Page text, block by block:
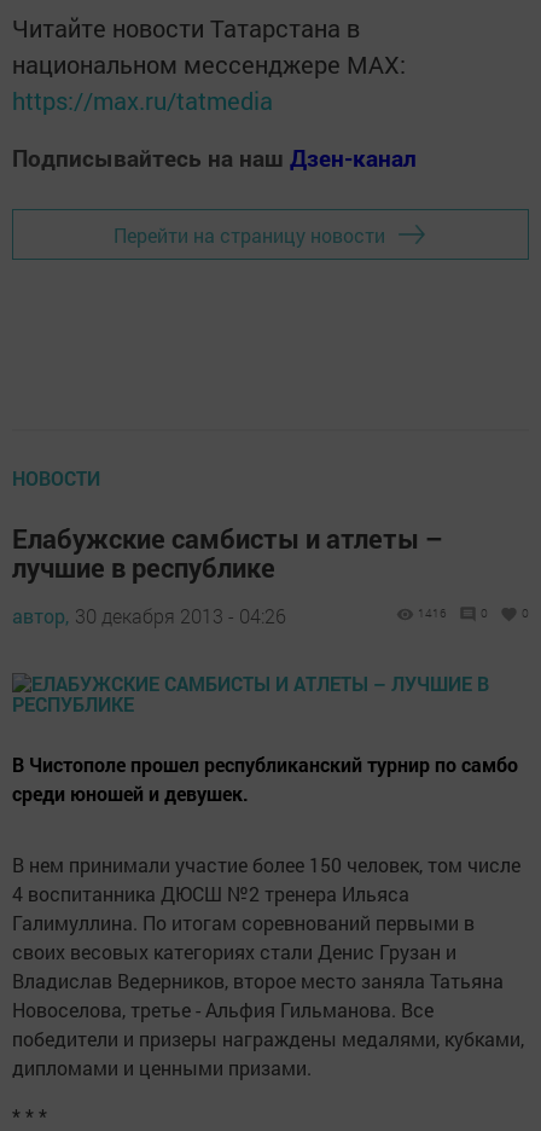
Читайте новости Татарстана в
национальном мессенджере MАХ:
https://max.ru/tatmedia
Подписывайтесь на наш Дзен-канал
Перейти на страницу новости
НОВОСТИ
Елабужские самбисты и атлеты –
лучшие в республике
автор, 30 декабря 2013 - 04:26 1416 0 0
В Чистополе прошел республиканский турнир по самбо
среди юношей и девушек.
В нем принимали участие более 150 человек, том числе
4 воспитанника ДЮСШ №2 тренера Ильяса
Галимуллина. По итогам соревнований первыми в
своих весовых категориях стали Денис Грузан и
Владислав Ведерников, второе место заняла Татьяна
Новоселова, третье - Альфия Гильманова. Все
победители и призеры награждены медалями, кубками,
дипломами и ценными призами.
* * *